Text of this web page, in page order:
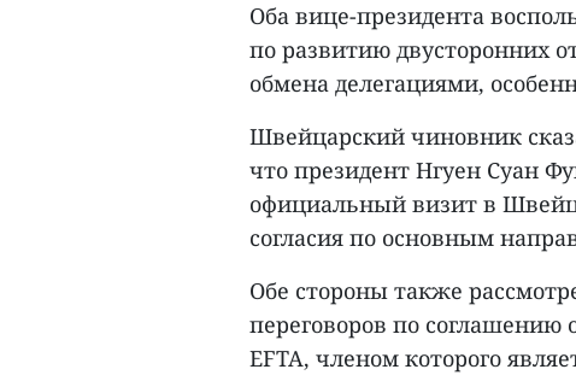
Оба вице-президента
по развитию двусторонних
обмена делегациями,
Швейцарский чиновник
что президент Нгуен Суан
официальный визит в
согласия по основным
Обе стороны также
переговоров по соглашению
EFTA, членом которого